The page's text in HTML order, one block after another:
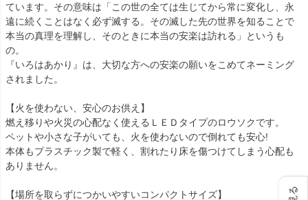
ています。その意味は「この世の全ては生じてから常に変化し、永
遠に続くことはなく必ず滅する。その滅した先の世界を知ることで
本当の真理を理解し、そのときに本当の安楽は訪れる」というも
の。
『いろはあかり』は、大切な方への安楽の願いをこめてネーミング
されました。
【火を使わない、安心のお供え】
燃え移りや火災の心配なく使えるＬＥＤタイプのロウソクです。
ペットや小さな子がいても、火を使わないので倒れても安心!
本体もプラスチック製で軽く、割れたり床を傷つけてしまう心配も
ありません。
【場所を取らずにつかいやすいコンパクトサイズ】